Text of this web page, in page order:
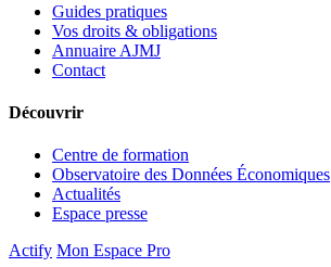
Guides pratiques
Vos droits & obligations
Annuaire AJMJ
Contact
Découvrir
Centre de formation
Observatoire des Données Économiques
Actualités
Espace presse
Actify Mon Espace Pro